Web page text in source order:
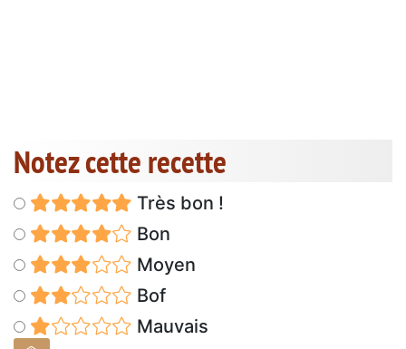
Notez cette recette
Très bon !
Bon
Moyen
Bof
Mauvais